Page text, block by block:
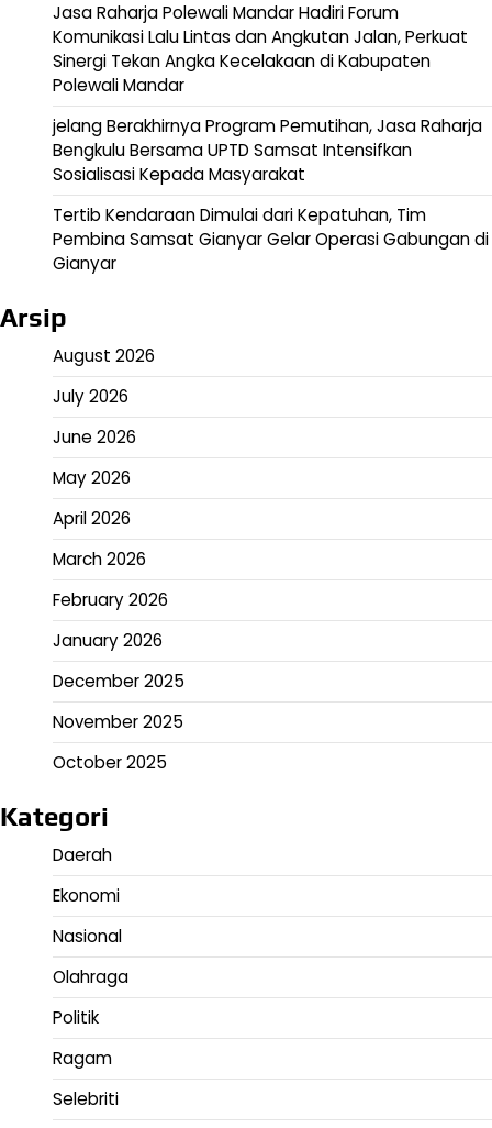
Jasa Raharja Polewali Mandar Hadiri Forum
Komunikasi Lalu Lintas dan Angkutan Jalan, Perkuat
Sinergi Tekan Angka Kecelakaan di Kabupaten
Polewali Mandar
jelang Berakhirnya Program Pemutihan, Jasa Raharja
Bengkulu Bersama UPTD Samsat Intensifkan
Sosialisasi Kepada Masyarakat
Tertib Kendaraan Dimulai dari Kepatuhan, Tim
Pembina Samsat Gianyar Gelar Operasi Gabungan di
Gianyar
Arsip
August 2026
July 2026
June 2026
May 2026
April 2026
March 2026
February 2026
January 2026
December 2025
November 2025
October 2025
Kategori
Daerah
Ekonomi
Nasional
Olahraga
Politik
Ragam
Selebriti